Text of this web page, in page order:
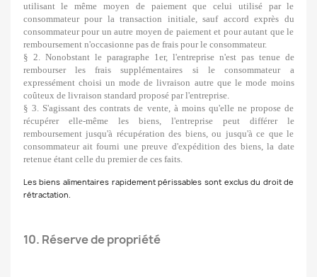
utilisant le même moyen de paiement que celui utilisé par le
consommateur pour la transaction initiale, sauf accord exprès du
consommateur pour un autre moyen de paiement et pour autant que le
remboursement n'occasionne pas de frais pour le consommateur.
§ 2. Nonobstant le paragraphe 1er, l'entreprise n'est pas tenue de
rembourser les frais supplémentaires si le consommateur a
expressément choisi un mode de livraison autre que le mode moins
coûteux de livraison standard proposé par l'entreprise.
§ 3. S'agissant des contrats de vente, à moins qu'elle ne propose de
récupérer elle-même les biens, l'entreprise peut différer le
remboursement jusqu'à récupération des biens, ou jusqu'à ce que le
consommateur ait fourni une preuve d'expédition des biens, la date
retenue étant celle du premier de ces faits.
Les biens alimentaires rapidement périssables sont exclus du droit de
rétractation.
10. Réserve de propriété